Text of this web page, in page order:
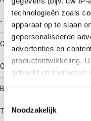
technologieën zoals
apparaat op te slaan
gepersonaliseerde
advertenties en
productontwikkeling.
gebruikt en met welke
Informatie
Noodzakelijk
-
Oppervlaktebescherming
Overig
Bouwvorm
T-stuk horizontaal